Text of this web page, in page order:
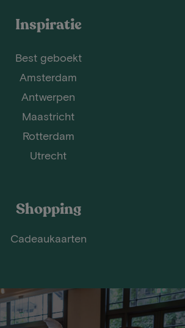
Inspiratie
Best geboekt
Amsterdam
Antwerpen
Maastricht
Rotterdam
Utrecht
Shopping
Cadeaukaarten